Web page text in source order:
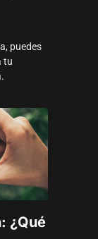
puedes
tu
¿Qué